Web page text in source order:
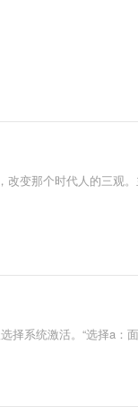
变那个时代人的三观
择系统激活。“选择a：